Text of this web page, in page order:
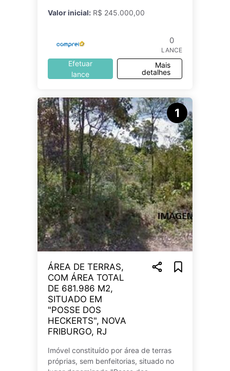
Valor inicial: R$ 245.000,00
0
LANCE
Efetuar
lance
Mais
detalhes
1
ÁREA DE TERRAS,
COM ÁREA TOTAL
DE 681.986 M2,
SITUADO EM
"POSSE DOS
HECKERTS", NOVA
FRIBURGO, RJ
Imóvel constituído por área de terras
próprias, sem benfeitorias, situado no